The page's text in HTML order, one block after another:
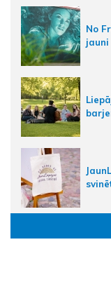
No
jauni